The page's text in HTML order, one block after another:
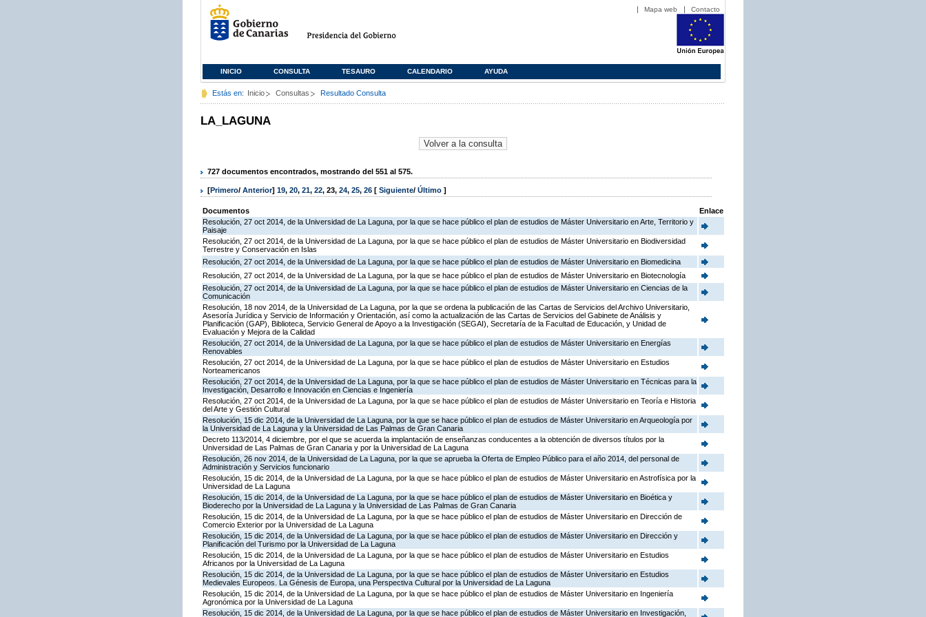
Mapa web Contacto
INICIO CONSULTA TESAURO CALENDARIO AYUDA
Estás en: Inicio Consultas Resultado Consulta
LA_LAGUNA
727 documentos encontrados, mostrando del 551 al 575.
[Primero/ Anterior] 19, 20, 21, 22, 23, 24, 25, 26 [ Siguiente/ Último ]
Documentos
Enlace
Resolución, 27 oct 2014, de la Universidad de La Laguna, por la que se hace público el plan de estudios de Máster Universitario en Arte, Territorio y
Paisaje
Resolución, 27 oct 2014, de la Universidad de La Laguna, por la que se hace público el plan de estudios de Máster Universitario en Biodiversidad
Terrestre y Conservación en Islas
Resolución, 27 oct 2014, de la Universidad de La Laguna, por la que se hace público el plan de estudios de Máster Universitario en Biomedicina
Resolución, 27 oct 2014, de la Universidad de La Laguna, por la que se hace público el plan de estudios de Máster Universitario en Biotecnología
Resolución, 27 oct 2014, de la Universidad de La Laguna, por la que se hace público el plan de estudios de Máster Universitario en Ciencias de la
Comunicación
Resolución, 18 nov 2014, de la Universidad de La Laguna, por la que se ordena la publicación de las Cartas de Servicios del Archivo Universitario,
Asesoría Jurídica y Servicio de Información y Orientación, así como la actualización de las Cartas de Servicios del Gabinete de Análisis y
Planificación (GAP), Biblioteca, Servicio General de Apoyo a la Investigación (SEGAI), Secretaría de la Facultad de Educación, y Unidad de
Evaluación y Mejora de la Calidad
Resolución, 27 oct 2014, de la Universidad de La Laguna, por la que se hace público el plan de estudios de Máster Universitario en Energías
Renovables
Resolución, 27 oct 2014, de la Universidad de La Laguna, por la que se hace público el plan de estudios de Máster Universitario en Estudios
Norteamericanos
Resolución, 27 oct 2014, de la Universidad de La Laguna, por la que se hace público el plan de estudios de Máster Universitario en Técnicas para la
Investigación, Desarrollo e Innovación en Ciencias e Ingeniería
Resolución, 27 oct 2014, de la Universidad de La Laguna, por la que se hace público el plan de estudios de Máster Universitario en Teoría e Historia
del Arte y Gestión Cultural
Resolución, 15 dic 2014, de la Universidad de La Laguna, por la que se hace público el plan de estudios de Máster Universitario en Arqueología por
la Universidad de La Laguna y la Universidad de Las Palmas de Gran Canaria
Decreto 113/2014, 4 diciembre, por el que se acuerda la implantación de enseñanzas conducentes a la obtención de diversos títulos por la
Universidad de Las Palmas de Gran Canaria y por la Universidad de La Laguna
Resolución, 26 nov 2014, de la Universidad de La Laguna, por la que se aprueba la Oferta de Empleo Público para el año 2014, del personal de
Administración y Servicios funcionario
Resolución, 15 dic 2014, de la Universidad de La Laguna, por la que se hace público el plan de estudios de Máster Universitario en Astrofísica por la
Universidad de La Laguna
Resolución, 15 dic 2014, de la Universidad de La Laguna, por la que se hace público el plan de estudios de Máster Universitario en Bioética y
Bioderecho por la Universidad de La Laguna y la Universidad de Las Palmas de Gran Canaria
Resolución, 15 dic 2014, de la Universidad de La Laguna, por la que se hace público el plan de estudios de Máster Universitario en Dirección de
Comercio Exterior por la Universidad de La Laguna
Resolución, 15 dic 2014, de la Universidad de La Laguna, por la que se hace público el plan de estudios de Máster Universitario en Dirección y
Planificación del Turismo por la Universidad de La Laguna
Resolución, 15 dic 2014, de la Universidad de La Laguna, por la que se hace público el plan de estudios de Máster Universitario en Estudios
Africanos por la Universidad de La Laguna
Resolución, 15 dic 2014, de la Universidad de La Laguna, por la que se hace público el plan de estudios de Máster Universitario en Estudios
Medievales Europeos. La Génesis de Europa, una Perspectiva Cultural por la Universidad de La Laguna
Resolución, 15 dic 2014, de la Universidad de La Laguna, por la que se hace público el plan de estudios de Máster Universitario en Ingeniería
Agronómica por la Universidad de La Laguna
Resolución, 15 dic 2014, de la Universidad de La Laguna, por la que se hace público el plan de estudios de Máster Universitario en Investigación,